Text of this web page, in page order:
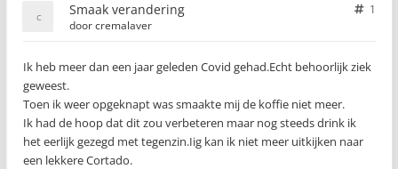
Smaak verandering
1
doorcremalaver
Ik heb meer dan een jaar geleden Covid gehad.Echt behoorlijk ziek
geweest.
Toen ik weer opgeknapt was smaakte mij de koffie niet meer.
Ik had de hoop dat dit zou verbeteren maar nog steeds drink ik
het eerlijk gezegd met tegenzin.Iig kan ik niet meer uitkijken naar
een lekkere Cortado.